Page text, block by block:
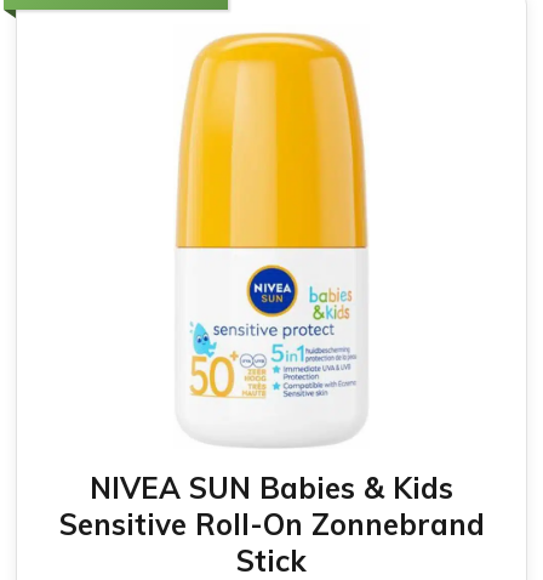
NIVEA SUN Babies & Kids
Sensitive Roll-On Zonnebrand
Stick